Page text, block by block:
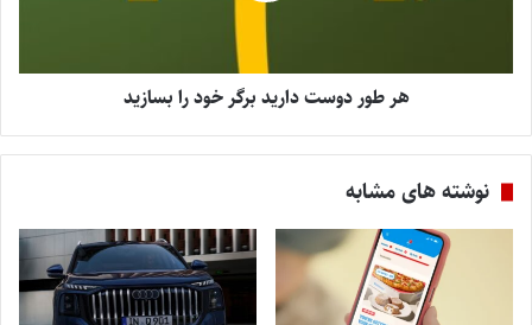
هر طور دوست دارید برگر خود را بسازید
نوشته های مشابه